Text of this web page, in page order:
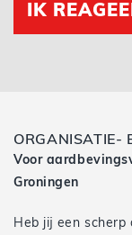
IK
ORGANISATIE-
Voor
Groningen
Heb jij een scherp